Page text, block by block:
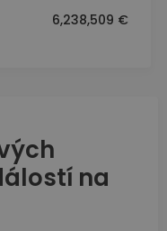
6,238,509 €
na